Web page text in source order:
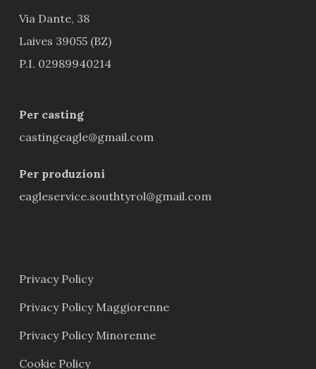
Via Dante, 38
Laives 39055 (BZ)
P.I. 02989940214
Per casting
castingeagle@gmail.com
Per produzioni
eagleservice.southtyrol@gmail.com
Privacy Policy
Privacy Policy Maggiorenne
Privacy Policy Minorenne
Cookie Policy